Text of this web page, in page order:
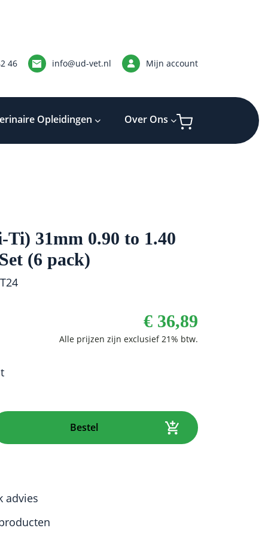
46 info@ud-vet.nl Mijn account
Opleidingen Over Ons
31mm 0.90 to 1.40
(6 pack)
€ 36,89
Bestel
advies